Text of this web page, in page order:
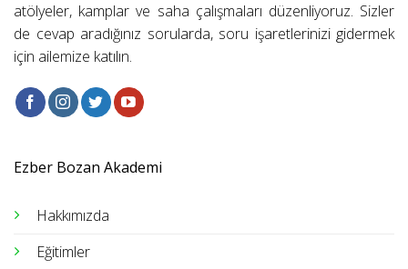
atölyeler, kamplar ve saha çalışmaları düzenliyoruz. Sizler
de cevap aradığınız sorularda, soru işaretlerinizi gidermek
için ailemize katılın.
Ezber Bozan Akademi
Hakkımızda
Eğitimler